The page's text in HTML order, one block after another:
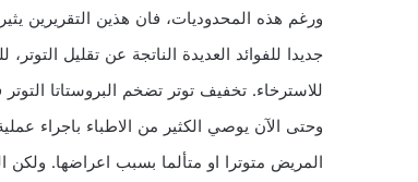
ورغم هذه المحدوديات، فان هذين التقريرين
جديدا للفوائد العديدة الناتجة عن تقليل
وحتى الآن يوصي الكثير من الاطباء باجراء
المريض متوترا او متألما بسبب اعراضها. ولكن